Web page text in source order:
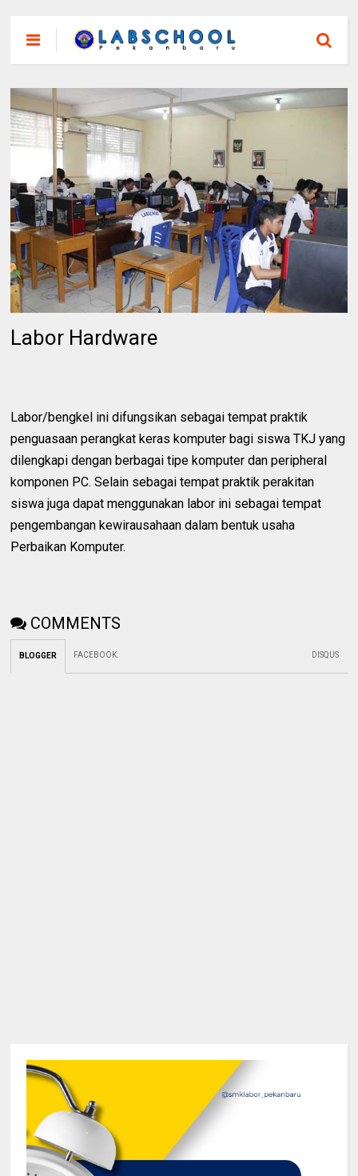
Labor Hardware
Labor/bengkel ini difungsikan sebagai tempat praktik
penguasaan perangkat keras komputer bagi siswa TKJ yang
dilengkapi dengan berbagai tipe komputer dan peripheral
komponen PC. Selain sebagai tempat praktik perakitan
siswa juga dapat menggunakan labor ini sebagai tempat
pengembangan kewirausahaan dalam bentuk usaha
Perbaikan Komputer.
COMMENTS
BLOGGER FACEBOOK: DISQUS